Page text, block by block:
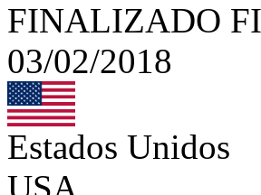
FINALIZADO
03/02/2018
Estados Unidos